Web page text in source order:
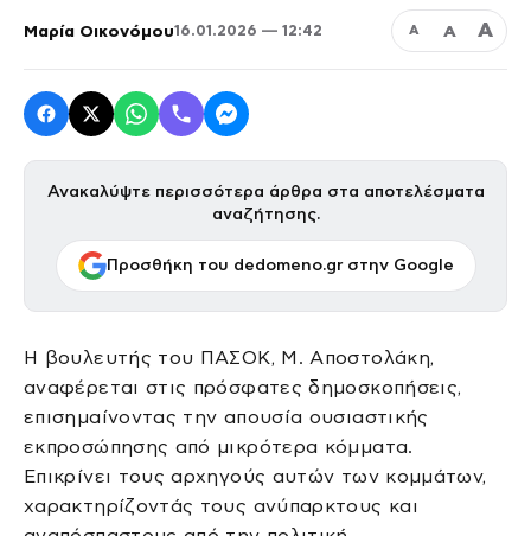
Μαρία Οικονόμου16.01.2026 — 12:42 Α Α Α
Ανακαλύψτε περισσότερα άρθρα στα αποτελέσματα
αναζήτησης.
Προσθήκη του dedomeno.gr στην Google
Η βουλευτής του ΠΑΣΟΚ, Μ. Αποστολάκη,
αναφέρεται στις πρόσφατες δημοσκοπήσεις,
επισημαίνοντας την απουσία ουσιαστικής
εκπροσώπησης από μικρότερα κόμματα.
Επικρίνει τους αρχηγούς αυτών των κομμάτων,
χαρακτηρίζοντάς τους ανύπαρκτους και